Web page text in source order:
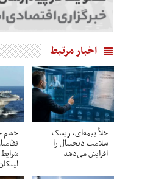
اخبار مرتبط
خلأ بیمه‌ای، ریسک
سلامت دیجیتال را
افزایش می‌دهد
خشم
شرایط